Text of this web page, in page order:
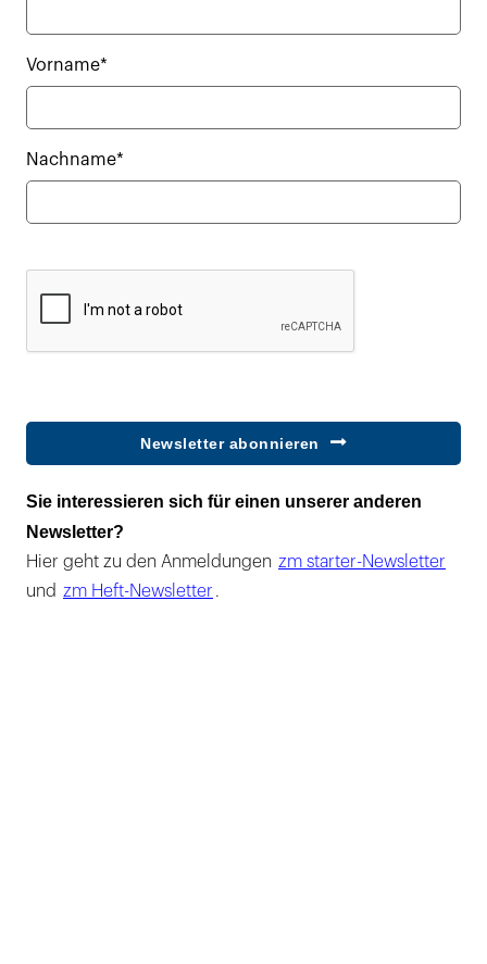
Vorname*
Nachname*
Newsletter abonnieren
Sie interessieren sich für einen unserer anderen
Newsletter?
Hier geht zu den Anmeldungen zm starter-Newsletter
und zm Heft-Newsletter .